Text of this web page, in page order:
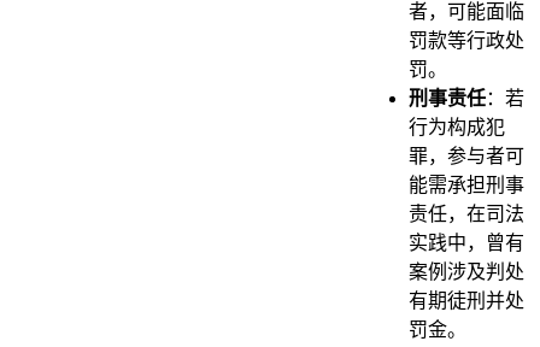
者，可能面临
罚款等行政处
罚。
刑事责任：若
行为构成犯
罪，参与者可
能需承担刑事
责任，在司法
实践中，曾有
案例涉及判处
有期徒刑并处
罚金。